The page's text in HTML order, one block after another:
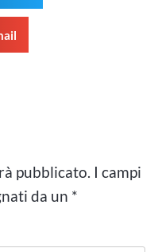
pubblicato. I campi
da un *